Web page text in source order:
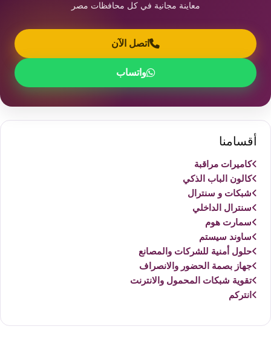
معاينة مجانية في كل محافظات مصر
اتصل الآن
واتساب
أقسامنا
كاميرات مراقبة
كالون الباب الذكي
شبكات و سنترال
سنترال الداخلي
سمارت هوم
ساوند سيستم
حلول أمنية للشركات والمصانع
جهاز بصمة الحضور والانصراف
تقوية شبكات المحمول والانترنت
انتركم